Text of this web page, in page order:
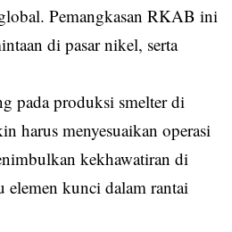
Pemangkasan RKAB ini
di pasar nikel, serta
pada produksi smelter di
harus menyesuaikan operasi
kekhawatiran di
elemen kunci dalam rantai